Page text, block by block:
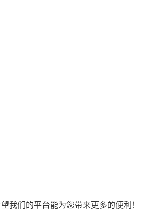
我们的平台能为您带来更多的便利！